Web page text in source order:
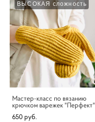
ВЫСОКАЯ сложность
Мастер-класс по вязанию
крючком варежек "Перфект"
650 pуб.